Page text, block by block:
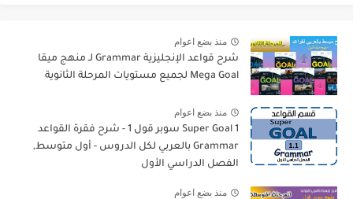
منذ بضع اعوام
شرح قواعد الإنجليزية Grammar لـ منهج ميقا
Mega Goal لجميع مستويات المرحلة الثانوية
منذ بضع اعوام
Super Goal 1 سوبر قول 1 - شرح فقرة القواعد
Grammar بالعربي لكل الدروس - أول متوسط,
الفصل الدراسي الأول
منذ بضع اعوام